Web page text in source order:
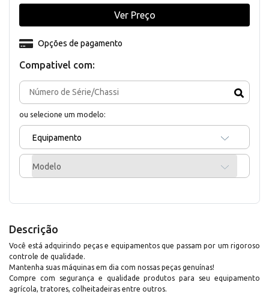
Compativel com:
ou selecione um modelo:
Equipamento
Modelo
Opções de pagamento
Ver Preço
Descrição
Você está adquirindo peças e equipamentos que passam por um rigoroso
controle de qualidade.
Mantenha suas máquinas em dia com nossas peças genuínas!
Compre com segurança e qualidade produtos para seu equipamento
agrícola, tratores, colheitadeiras entre outros.